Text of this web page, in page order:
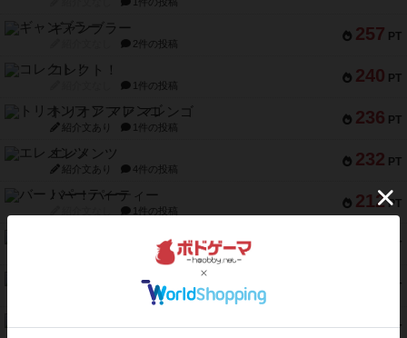
257 PT
ギャンブラー
2件の投稿
240 PT
コレクト！
1件の投稿
236 PT
トリオンフ ア マレンゴ
紹介文あり 1件の投稿
232 PT
エレメンツ
紹介文あり 4件の投稿
212 PT
バー！パーティー
1件の投稿
PT
1件の投稿
PT
1件の投稿
140 PT